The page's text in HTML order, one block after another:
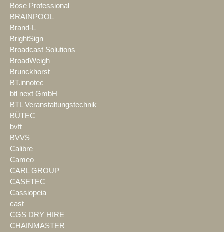
Bose Professional
BRAINPOOL
Brand-L
BrightSign
Broadcast Solutions
BroadWeigh
Brunckhorst
BT.innotec
btl next GmbH
BTL Veranstaltungstechnik
BÜTEC
bvft
BVVS
Calibre
Cameo
CARL GROUP
CASETEC
Cassiopeia
cast
CGS DRY HIRE
CHAINMASTER